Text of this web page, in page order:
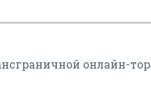
онлайн-